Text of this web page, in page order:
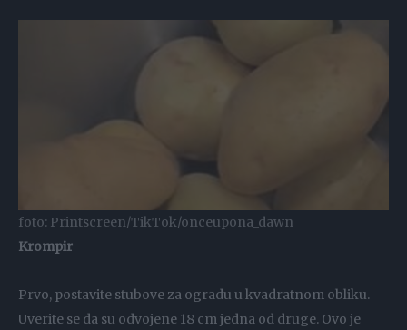
foto: Printscreen/TikTok/onceupona_dawn
Krompir
Prvo, postavite stubove za ogradu u kvadratnom obliku.
Uverite se da su odvojene 18 cm jedna od druge. Ovo je